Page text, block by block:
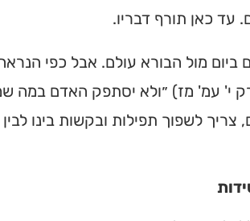
עד כאן תורף דבריו.
ביום מול הבורא עולם. אבל כפי
י' עמ' מז) ״ולא יסתפק האדם
צריך לשפוך תפילות ובקשות בינו